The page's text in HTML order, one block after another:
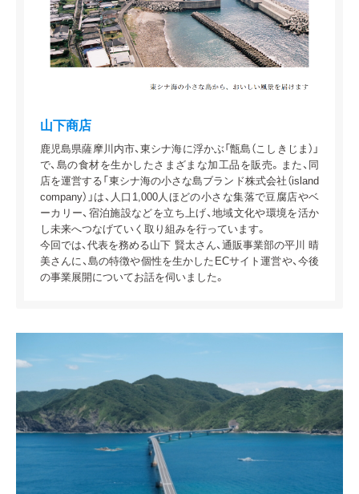
山下商店
鹿児島県薩摩川内市、東シナ海に浮かぶ「甑島（こしきじま）」
で、島の食材を生かしたさまざまな加工品を販売。また、同
店を運営する「東シナ海の小さな島ブランド株式会社（island
company）」は、人口1,000人ほどの小さな集落で豆腐店やベ
ーカリー、宿泊施設などを立ち上げ、地域文化や環境を活か
し未来へつなげていく取り組みを行っています。
今回では、代表を務める山下 賢太さん、通販事業部の平川 晴
美さんに、島の特徴や個性を生かしたECサイト運営や、今後
の事業展開についてお話を伺いました。